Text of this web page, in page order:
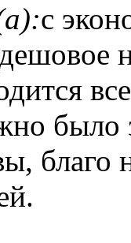
с
было
благо